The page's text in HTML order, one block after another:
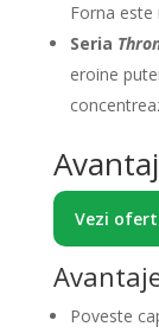
Forna
Seria
eroine
Vezi
Poveste